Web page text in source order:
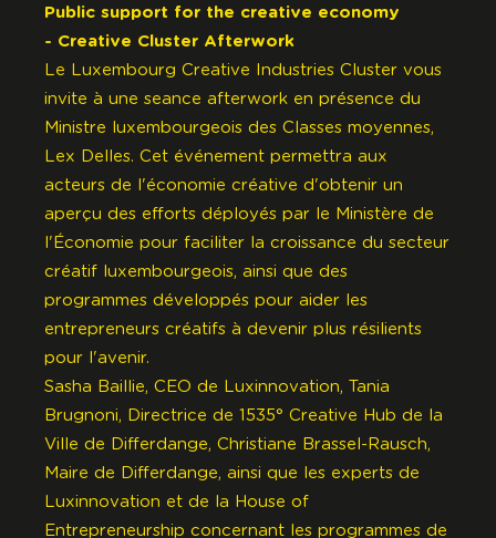
Public support for the creative economy
- Creative Cluster Afterwork
Le Luxembourg Creative Industries Cluster vous
invite à une seance afterwork en présence du
Ministre luxembourgeois des Classes moyennes,
Lex Delles. Cet événement permettra aux
acteurs de l'économie créative d'obtenir un
aperçu des efforts déployés par le Ministère de
l'Économie pour faciliter la croissance du secteur
créatif luxembourgeois, ainsi que des
programmes développés pour aider les
entrepreneurs créatifs à devenir plus résilients
pour l'avenir.
Sasha Baillie, CEO de Luxinnovation, Tania
Brugnoni, Directrice de 1535° Creative Hub de la
Ville de Differdange, Christiane Brassel-Rausch,
Maire de Differdange, ainsi que les experts de
Luxinnovation et de la House of
Entrepreneurship concernant les programmes de